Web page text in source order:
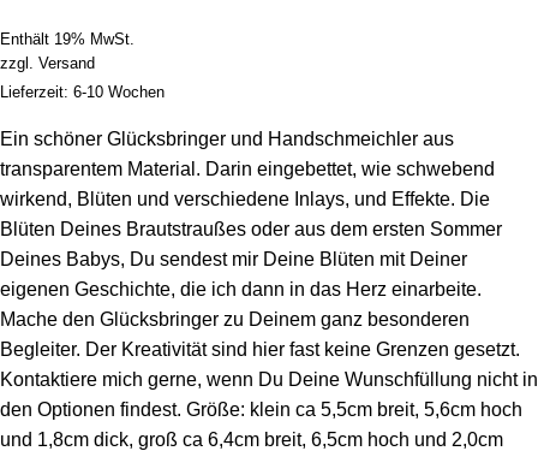
Enthält 19% MwSt.
zzgl. Versand
Lieferzeit: 6-10 Wochen
Ein schöner Glücksbringer und Handschmeichler aus
transparentem Material. Darin eingebettet, wie schwebend
wirkend, Blüten und verschiedene Inlays, und Effekte. Die
Blüten Deines Brautstraußes oder aus dem ersten Sommer
Deines Babys, Du sendest mir Deine Blüten mit Deiner
eigenen Geschichte, die ich dann in das Herz einarbeite.
Mache den Glücksbringer zu Deinem ganz besonderen
Begleiter. Der Kreativität sind hier fast keine Grenzen gesetzt.
Kontaktiere mich gerne, wenn Du Deine Wunschfüllung nicht in
den Optionen findest. Größe: klein ca 5,5cm breit, 5,6cm hoch
und 1,8cm dick, groß ca 6,4cm breit, 6,5cm hoch und 2,0cm